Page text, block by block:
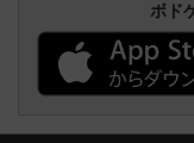
ボド